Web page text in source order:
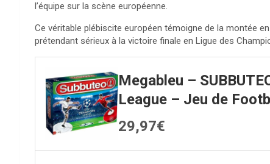
l’équipe sur la scène européenne.
Ce véritable plébiscite européen témoigne de la montée
prétendant sérieux à la victoire finale en Ligue des
Megableu –
League – Jeu de
29,97€